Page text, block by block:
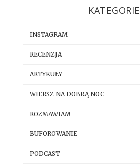
KATEGORIE
INSTAGRAM
RECENZJA
ARTYKUŁY
WIERSZ NA DOBRĄ NOC
ROZMAWIAM
BUFOROWANIE
PODCAST